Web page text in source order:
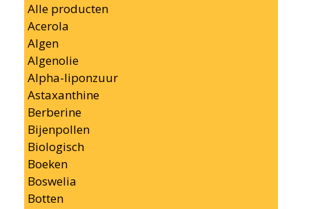
Alle producten
Acerola
Algen
Algenolie
Alpha-liponzuur
Astaxanthine
Berberine
Bijenpollen
Biologisch
Boeken
Boswelia
Botten